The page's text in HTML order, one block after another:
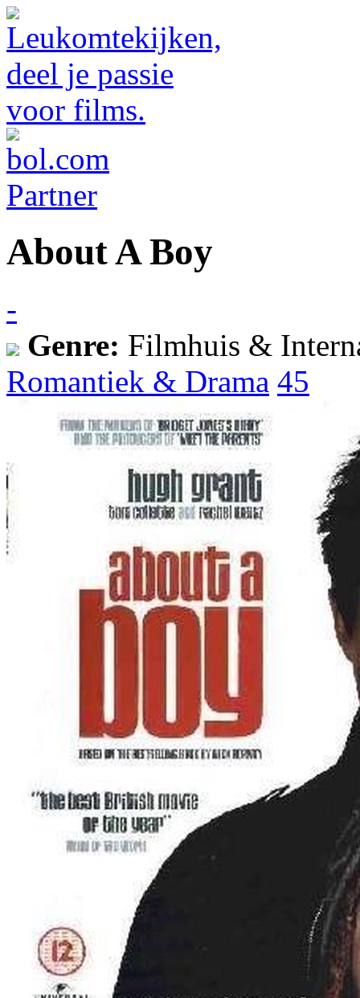
About A Boy
-
Genre: Filmhuis &
Romantiek & Drama 45